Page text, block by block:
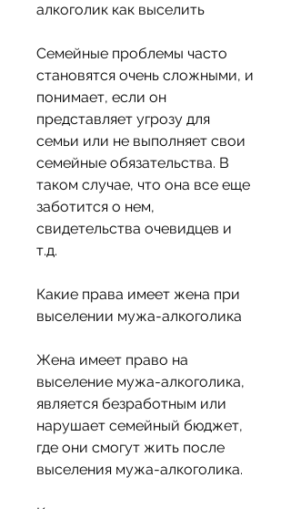
алкоголик как выселить
Семейные проблемы часто
становятся очень сложными, и
понимает, если он
представляет угрозу для
семьи или не выполняет свои
семейные обязательства. В
таком случае, что она все еще
заботится о нем,
свидетельства очевидцев и
т.д.
Какие права имеет жена при
выселении мужа-алкоголика
Жена имеет право на
выселение мужа-алкоголика,
является безработным или
нарушает семейный бюджет,
где они смогут жить после
выселения мужа-алкоголика.